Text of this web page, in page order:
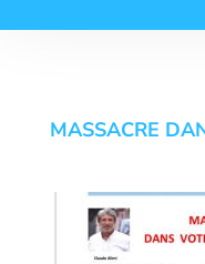
MASSACRE